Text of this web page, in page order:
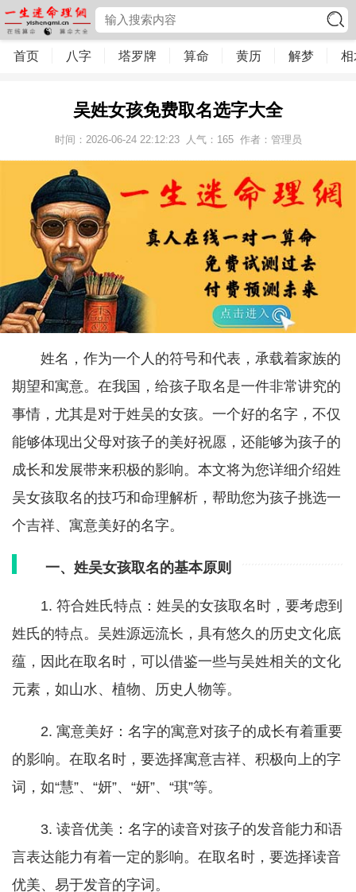
首页 八字 塔罗牌 算命 黄历 解梦 相
吴姓女孩免费取名选字大全
时间：2026-06-24 22:12:23 人气： 165 作者：管理员
姓名，作为一个人的符号和代表，承载着家族的
期望和寓意。在我国，给孩子取名是一件非常讲究的
事情，尤其是对于姓吴的女孩。一个好的名字，不仅
能够体现出父母对孩子的美好祝愿，还能够为孩子的
成长和发展带来积极的影响。本文将为您详细介绍姓
吴女孩取名的技巧和命理解析，帮助您为孩子挑选一
个吉祥、寓意美好的名字。
一、姓吴女孩取名的基本原则
1. 符合姓氏特点：姓吴的女孩取名时，要考虑到
姓氏的特点。吴姓源远流长，具有悠久的历史文化底
蕴，因此在取名时，可以借鉴一些与吴姓相关的文化
元素，如山水、植物、历史人物等。
2. 寓意美好：名字的寓意对孩子的成长有着重要
的影响。在取名时，要选择寓意吉祥、积极向上的字
词，如“慧”、“妍”、“妍”、“琪”等。
3. 读音优美：名字的读音对孩子的发音能力和语
言表达能力有着一定的影响。在取名时，要选择读音
优美、易于发音的字词。